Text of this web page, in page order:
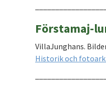
Förstamaj-
VillaJunghans.
Historik och